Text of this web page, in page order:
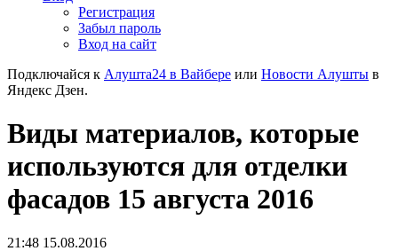
Регистрация
Забыл пароль
Вход на сайт
Подключайся к Алушта24 в Вайбере или Новости Алушты в
Яндекс Дзен.
Виды материалов, которые
используются для отделки
фасадов 15 августа 2016
21:48 15.08.2016